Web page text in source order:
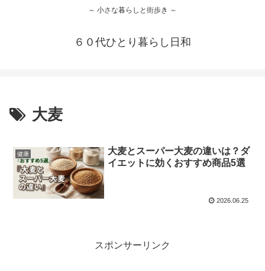
～ 小さな暮らしと街歩き ～
６０代ひとり暮らし日和
大麦
健康
大麦とスーパー大麦の違いは？ダ
イエットに効くおすすめ商品5選
2026.06.25
スポンサーリンク